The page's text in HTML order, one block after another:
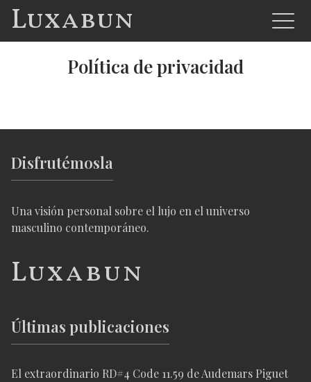
Luxabun
Política de privacidad
Disfrutémosla
Una visión personal sobre el lujo en el universo
masculino contemporáneo.
Luxabun
Últimas publicaciones
El extraordinario RD#4 Code 11.59 de Audemars Piguet